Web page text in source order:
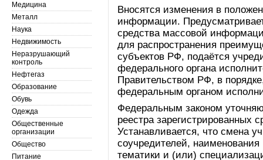
Вносятся изменения в
информации.
средства массовой
для распространения
субъектов РФ, подаётся
федерального органа
Правительством РФ, в
федеральным органом
Федеральным законом
реестра зарегистрированных
Устанавливается, что смена
соучредителей,
тематики и (или)
Медицина
Металл
Наука
Недвижимость
Неразрушающий
контроль
Нефтегаз
Образование
Обувь
Одежда
Общественные
организации
Общество
Питание